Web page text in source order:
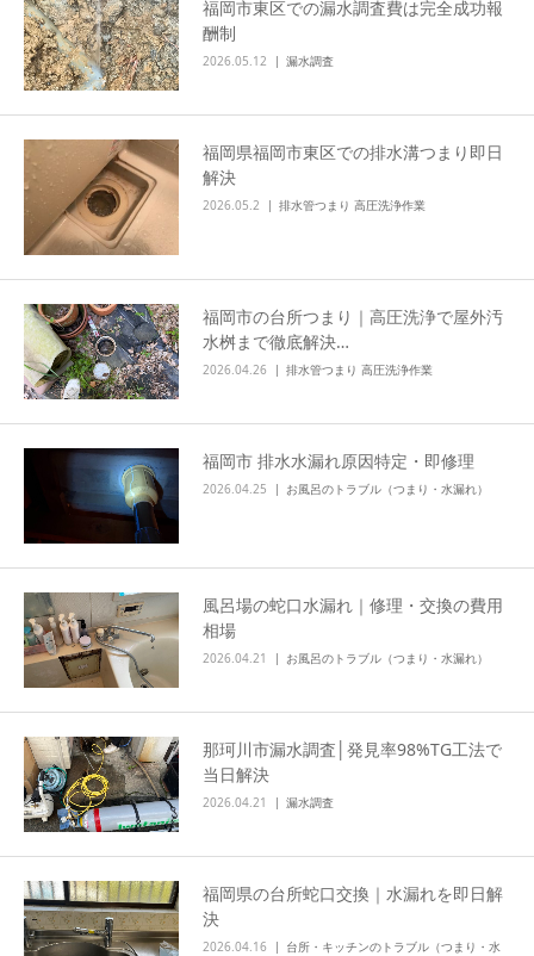
福岡市東区での漏水調査費は完全成功報
酬制
2026.05.12 漏水調査
福岡県福岡市東区での排水溝つまり即日
解決
2026.05.2 排水管つまり 高圧洗浄作業
福岡市の台所つまり｜高圧洗浄で屋外汚
水桝まで徹底解決…
2026.04.26 排水管つまり 高圧洗浄作業
福岡市 排水水漏れ原因特定・即修理
2026.04.25 お風呂のトラブル（つまり・水漏れ）
風呂場の蛇口水漏れ｜修理・交換の費用
相場
2026.04.21 お風呂のトラブル（つまり・水漏れ）
那珂川市漏水調査│発見率98%TG工法で
当日解決
2026.04.21 漏水調査
福岡県の台所蛇口交換｜水漏れを即日解
決
2026.04.16
台所・キッチンのトラブル（つまり・水